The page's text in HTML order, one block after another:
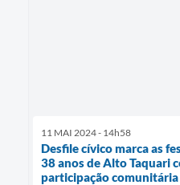
11 MAI 2024 - 14h58
Desfile cívico marca as
38 anos de Alto Taquari
participação comunitária